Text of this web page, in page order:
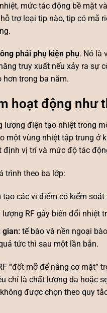
mức tác động bề mặt
trợ loại tip nào, tip có mã
phải phụ kiện phụ. Nó là
truy xuất nếu xảy ra
hơn trong ba năm.
hoạt động như
lượng điện tạo nhiệt trong
một vùng nhiệt tập trung ở
định vị trí và mức độ tác
trình theo ba lớp:
tạo các vi điểm có kiểm
lượng RF gây biến đổi nhiệt
gian: tế bào và nền ngoại
tức thì sau một lần bắn.
“đốt mỡ để nâng cơ mặt”
chỉ là chất lượng da hoặc
được chọn theo quy